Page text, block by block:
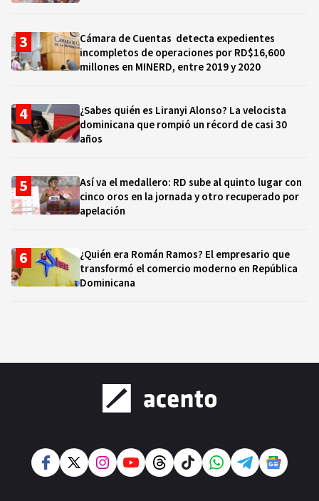
Cámara de Cuentas detecta expedientes
incompletos de operaciones por RD$16,600
millones en MINERD, entre 2019 y 2020
¿Sabes quién es Liranyi Alonso? La velocista
dominicana que rompió un récord de casi 30
años
Así va el medallero: RD sube al quinto lugar con
cinco oros en la jornada y otro recuperado por
apelación
¿Quién era Román Ramos? El empresario que
transformó el comercio moderno en República
Dominicana